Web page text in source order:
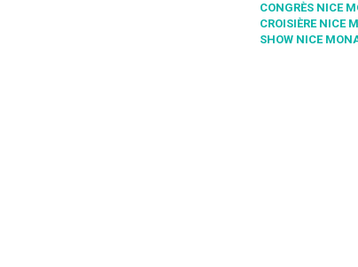
CONGRÈS NICE
CROISIÈRE NICE
SHOW NICE